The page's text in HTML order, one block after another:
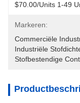
$70.00/units 1-49
Markeren:
Commerciële
Industriële
Stofbestendige